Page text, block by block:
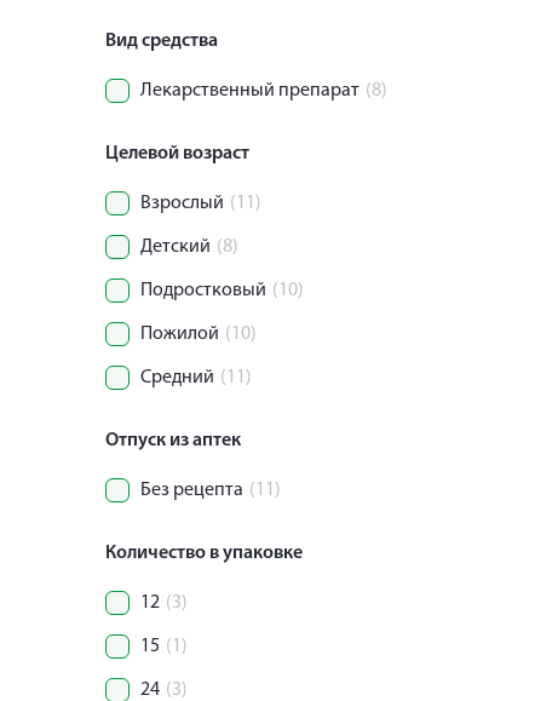
Вид средства
Лекарственный препарат (8)
Целевой возраст
Взрослый (11)
Детский (8)
Подростковый (10)
Пожилой (10)
Средний (11)
Отпуск из аптек
Без рецепта (11)
Количество в упаковке
12 (3)
15 (1)
24 (3)